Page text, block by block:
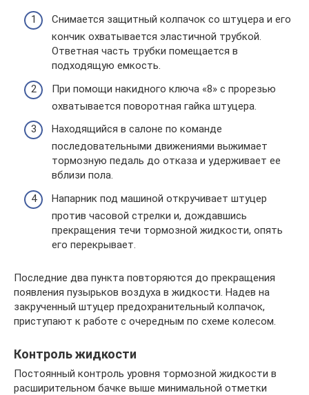
Снимается защитный колпачок со штуцера и его
кончик охватывается эластичной трубкой.
Ответная часть трубки помещается в
подходящую емкость.
При помощи накидного ключа «8» с прорезью
охватывается поворотная гайка штуцера.
Находящийся в салоне по команде
последовательными движениями выжимает
тормозную педаль до отказа и удерживает ее
вблизи пола.
Напарник под машиной откручивает штуцер
против часовой стрелки и, дождавшись
прекращения течи тормозной жидкости, опять
его перекрывает.
Последние два пункта повторяются до прекращения
появления пузырьков воздуха в жидкости. Надев на
закрученный штуцер предохранительный колпачок,
приступают к работе с очередным по схеме колесом.
Контроль жидкости
Постоянный контроль уровня тормозной жидкости в
расширительном бачке выше минимальной отметки